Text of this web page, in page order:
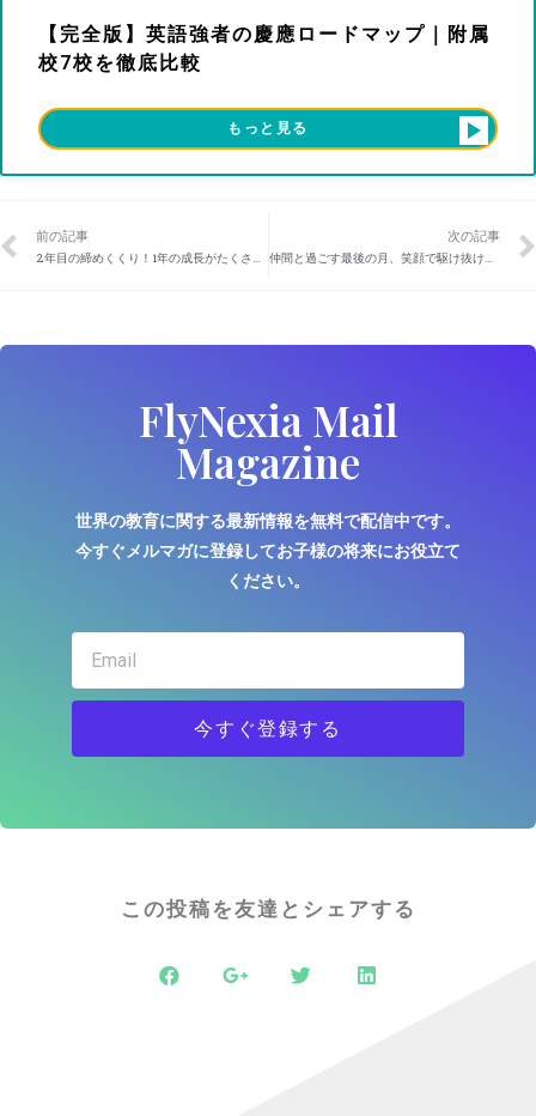
【完全版】英語強者の慶應ロードマップ｜附属
校7校を徹底比較
もっと見る
前の記事
2年目の締めくくり！1年の成長がたくさん見られた3月
次の記事
仲間と過ごす最後の月、笑顔で駆け抜けた3月！
FlyNexia Mail
Magazine
世界の教育に関する最新情報を無料で配信中です。
今すぐメルマガに登録してお子様の将来にお役立て
ください。
今すぐ登録する
この投稿を友達とシェアする